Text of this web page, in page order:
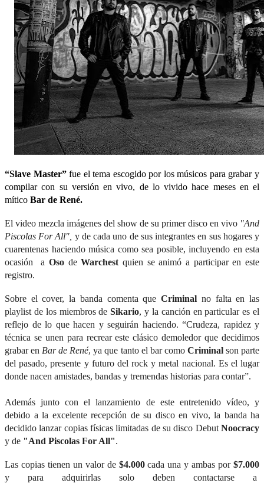
“Slave Master” fue el tema escogido por los músicos para grabar y
compilar con su versión en vivo, de lo vivido hace meses en el
mítico Bar de René.
El video mezcla imágenes del show de su primer disco en vivo "And
Piscolas For All", y de cada uno de sus integrantes en sus hogares y
cuarentenas haciendo música como sea posible, incluyendo en esta
ocasión  a Oso de Warchest quien se animó a participar en este
registro.
Sobre el cover, la banda comenta que Criminal no falta en las
playlist de los miembros de Sikario, y la canción en particular es el
reflejo de lo que hacen y seguirán haciendo. “Crudeza, rapidez y
técnica se unen para recrear este clásico demoledor que decidimos
grabar en Bar de René, ya que tanto el bar como Criminal son parte
del pasado, presente y futuro del rock y metal nacional. Es el lugar
donde nacen amistades, bandas y tremendas historias para contar”.
Además junto con el lanzamiento de este entretenido vídeo, y
debido a la excelente recepción de su disco en vivo, la banda ha
decidido lanzar copias físicas limitadas de su disco Debut Noocracy
y de "And Piscolas For All".
Las copias tienen un valor de $4.000 cada una y ambas por $7.000